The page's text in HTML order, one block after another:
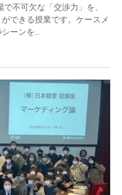
で不可欠な「交渉力」を、
できる授業です。ケースメ
ーンを...